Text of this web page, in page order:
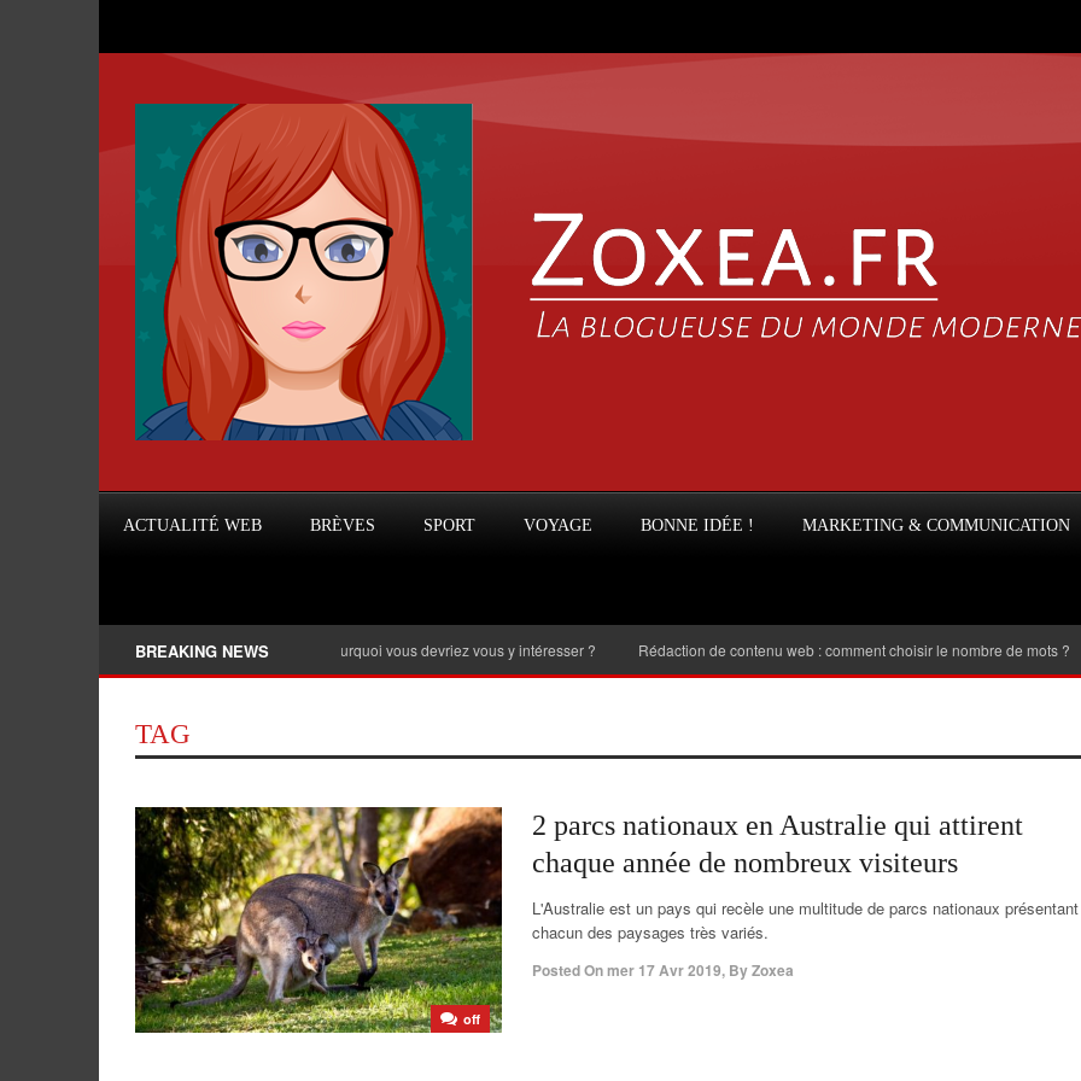
ACTUALITÉ WEB BRÈVES SPORT VOYAGE BONNE IDÉE ! MARKETING & COMMUNICATION
BREAKING NEWS
Banque privée, qu’est-ce que c’est et pourquoi vous devriez vous y intéresser ? Rédaction de contenu web : comment choisir le nombre de mots ?
TAG
off
2 parcs nationaux en Australie qui attirent
chaque année de nombreux visiteurs
L'Australie est un pays qui recèle une multitude de parcs nationaux présentant
chacun des paysages très variés.
Posted Onmer 17 Avr 2019, ByZoxea